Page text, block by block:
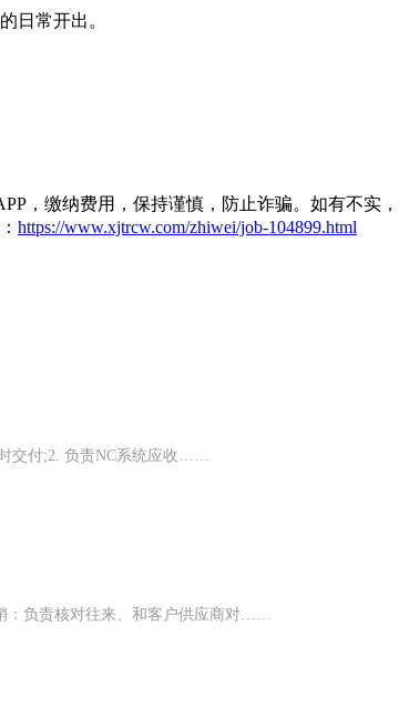
日常开出。
，缴纳费用，保持谨慎，防止诈骗。如有不实
https://www.xjtrcw.com/zhiwei/job-104899.html
交付;2. 负责NC系统应收……
：负责核对往来、和客户供应商对……